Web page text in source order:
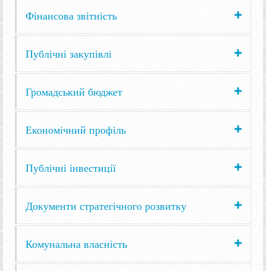
Фінансова звітність
Публічні закупівлі
Громадський бюджет
Економічний профіль
Публічні інвестиції
Документи стратегічного розвитку
Комунальна власність